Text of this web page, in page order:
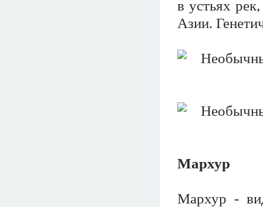
в устьях
Азии.
Мархур
Мархур -